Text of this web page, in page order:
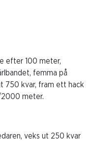
efter 100 meter,
femma på
750 kvar, fram ett hack
2000 meter.
veks ut 250 kvar